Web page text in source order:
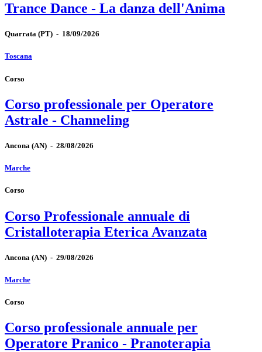
Trance Dance - La danza dell'Anima
Quarrata (PT) - 18/09/2026
Toscana
Corso
Corso professionale per Operatore
Astrale - Channeling
Ancona (AN) - 28/08/2026
Marche
Corso
Corso Professionale annuale di
Cristalloterapia Eterica Avanzata
Ancona (AN) - 29/08/2026
Marche
Corso
Corso professionale annuale per
Operatore Pranico - Pranoterapia